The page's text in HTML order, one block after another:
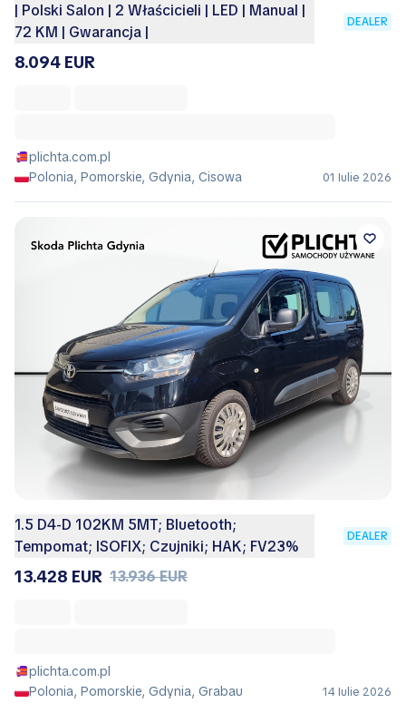
| Polski Salon | 2 Właścicieli | LED | Manual |
72 KM | Gwarancja |
DEALER
8.094 EUR
plichta.com.pl
Polonia, Pomorskie, Gdynia, Cisowa
01 Iulie 2026
1.5 D4-D 102KM 5MT; Bluetooth;
Tempomat; ISOFIX; Czujniki; HAK; FV23%
DEALER
13.428 EUR 13.936 EUR
plichta.com.pl
Polonia, Pomorskie, Gdynia, Grabau
14 Iulie 2026